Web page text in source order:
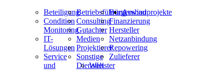
BeteiligungBetriebsführungBürgerwindprojekte
Condition
Monitoring
ConsultingFinanzierung
Gutachter Hersteller
IT-
Lösungen
Medien
Netzanbindung
ProjektiererRepowering
Service
und
Sonstige
Dienstleister
Zulieferer
Ausbau
Welt